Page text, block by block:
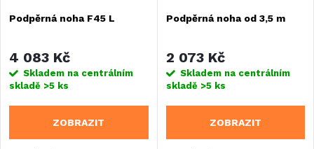
Podpěrná noha F45 L
4 083 Kč
Skladem na centrálním
skladě >5 ks
ZOBRAZIT
Podpěrná noha od 3,5 m
2 073 Kč
Skladem na centrálním
skladě >5 ks
ZOBRAZIT